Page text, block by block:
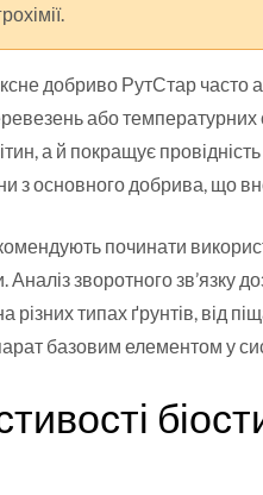
добриво РутСтар часто
або
а й покращує
з основного добрива, що
починати
зворотного зв’язку
різних типах ґрунтів, від
базовим елементом у